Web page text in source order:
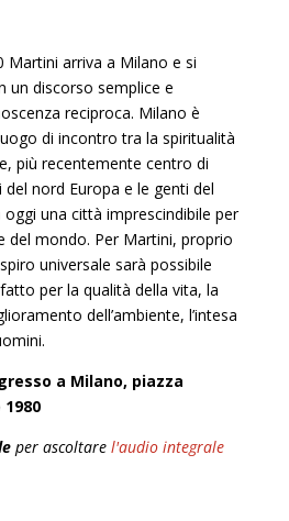
Martini arriva a Milano e si
un discorso semplice e
reciproca. Milano è
di incontro tra la spiritualità
più recentemente centro di
nord Europa e le genti del
una città imprescindibile per
e del mondo. Per Martini, proprio
universale sarà possibile
per la qualità della vita, la
dell’ambiente, l’intesa
a Milano, piazza
per ascoltare l'audio integrale